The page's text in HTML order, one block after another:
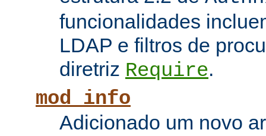
funcionalidades
LDAP e filtros de
diretriz Require.
mod_info
Adicionado um novo